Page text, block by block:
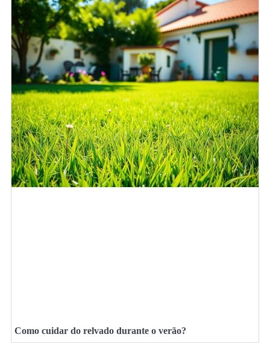
Como cuidar do relvado durante o verão?